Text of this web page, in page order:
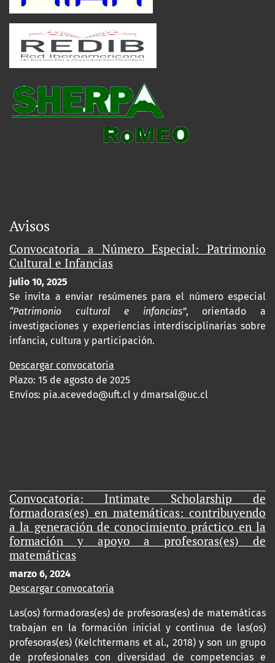
Avisos
Convocatoria a Número Especial: Patrimonio
Cultural e Infancias
julio 10, 2025
Se invita a enviar resúmenes para el número especial
“Patrimonio cultural e infancias”, orientado a
investigaciones y experiencias interdisciplinarias sobre
infancia, cultura y participación.
Descargar convocatoria
Plazo: 15 de agosto de 2025
Envíos: pia.acevedo@uft.cl y dmarsal@uc.cl
Convocatoria: Intimate Scholarship de
formadoras(es) en matemáticas: contribuyendo
a la generación de conocimiento práctico en la
formación y apoyo a profesoras(es) de
matemáticas
marzo 6, 2024
Descargar convocatoria
Las(os) formadoras(es) de profesoras(es) de matemáticas
trabajan en la formación inicial y continua de las(os)
profesoras(es) (Kelchtermans et al., 2018) y son un grupo
de profesionales con diversidad de competencias e